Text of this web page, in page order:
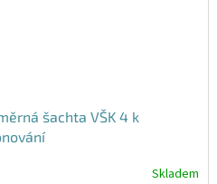
šachta VŠK 4 k
Skladem